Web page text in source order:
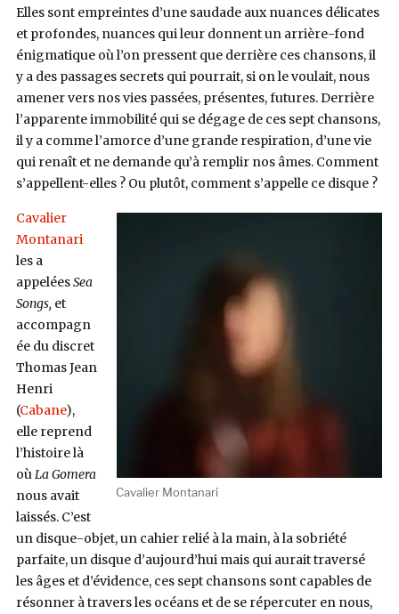
Elles sont empreintes d’une saudade aux nuances délicates
et profondes, nuances qui leur donnent un arrière-fond
énigmatique où l’on pressent que derrière ces chansons, il
y a des passages secrets qui pourrait, si on le voulait, nous
amener vers nos vies passées, présentes, futures. Derrière
l’apparente immobilité qui se dégage de ces sept chansons,
il y a comme l’amorce d’une grande respiration, d’une vie
qui renaît et ne demande qu’à remplir nos âmes. Comment
s’appellent-elles ? Ou plutôt, comment s’appelle ce disque ?
Cavalier Montanari
Cavalier
Montanari
les a
appeléesSea
Songs, et
accompagn
ée du discret
Thomas Jean
Henri
(Cabane),
elle reprend
l’histoire là
oùLa Gomera
nous avait
laissés. C’est
un disque-objet, un cahier relié à la main, à la sobriété
parfaite, un disque d’aujourd’hui mais qui aurait traversé
les âges et d’évidence, ces sept chansons sont capables de
résonner à travers les océans et de se répercuter en nous,